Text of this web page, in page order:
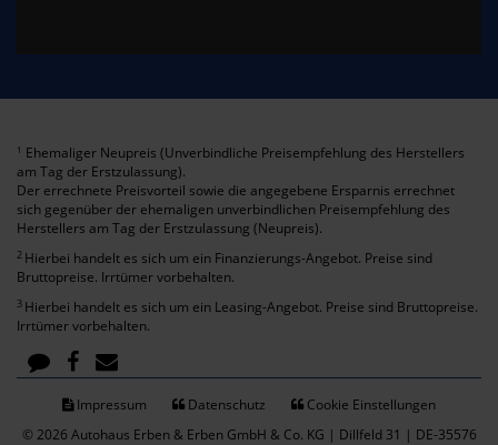
1 Ehemaliger Neupreis (Unverbindliche Preisempfehlung des Herstellers
am Tag der Erstzulassung).
Der errechnete Preisvorteil sowie die angegebene Ersparnis errechnet
sich gegenüber der ehemaligen unverbindlichen Preisempfehlung des
Herstellers am Tag der Erstzulassung (Neupreis).
2 Hierbei handelt es sich um ein Finanzierungs-Angebot. Preise sind
Bruttopreise. Irrtümer vorbehalten.
3 Hierbei handelt es sich um ein Leasing-Angebot. Preise sind Bruttopreise.
Irrtümer vorbehalten.
Impressum Datenschutz
Cookie Einstellungen
© 2026 Autohaus Erben & Erben GmbH & Co. KG | Dillfeld 31 | DE-35576